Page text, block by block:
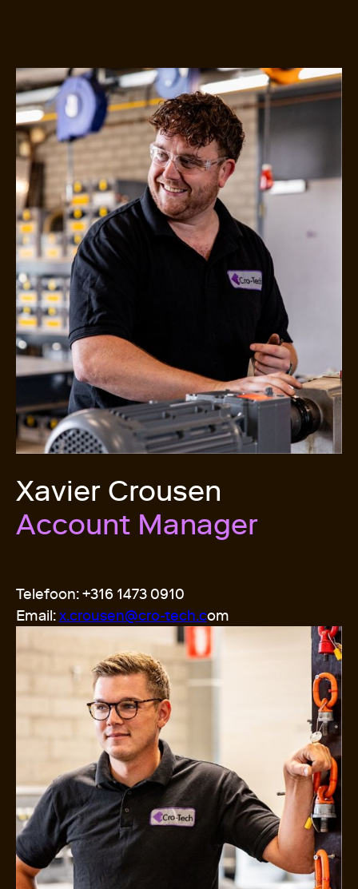
Xavier Crousen
Account Manager
Telefoon: +316 1473 0910
Email:x.crousen@cro-tech.com